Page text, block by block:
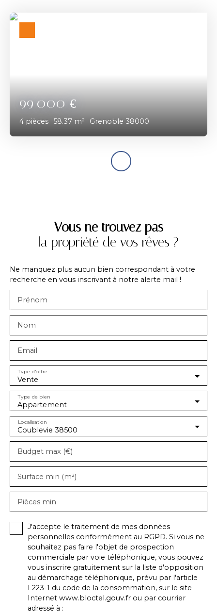
99 000€
4 pièces 58.37 m² Grenoble 38000
Vous ne trouvez pas
la propriété de vos rêves ?
Ne manquez plus aucun bien correspondant à votre
recherche en vous inscrivant à notre alerte mail !
Prénom
Nom
Email
Vente
Type d'offre
Appartement
Type de bien
Coublevie 38500
Localisation
Budget max (€)
Surface min (m²)
Pièces min
J'accepte le traitement de mes données
personnelles conformément au RGPD. Si vous ne
souhaitez pas faire l'objet de prospection
commerciale par voie téléphonique, vous pouvez
vous inscrire gratuitement sur la liste d'opposition
au démarchage téléphonique, prévu par l'article
L223-1 du code de la consommation, sur le site
Internet www.bloctel.gouv.fr ou par courrier
adressé à :